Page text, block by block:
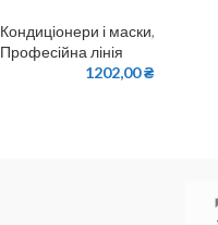
Кондиціонери і маски,
Професійна лінія
1202,00₴